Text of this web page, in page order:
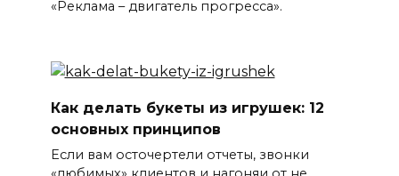
«Реклама – двигатель прогресса».
Как делать букеты из игрушек: 12
основных принципов
Если вам осточертели отчеты, звонки